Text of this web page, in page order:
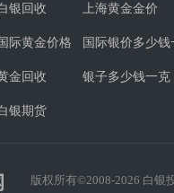
银回收 上海黄金金价
国际黄金价格 国际银价多少钱
金回收 银子多少钱一克
银期货
版权所有©2008-2026 白银